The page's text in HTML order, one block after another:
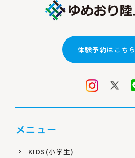
体験予約はこちら
メニュー
KIDS(小学生)